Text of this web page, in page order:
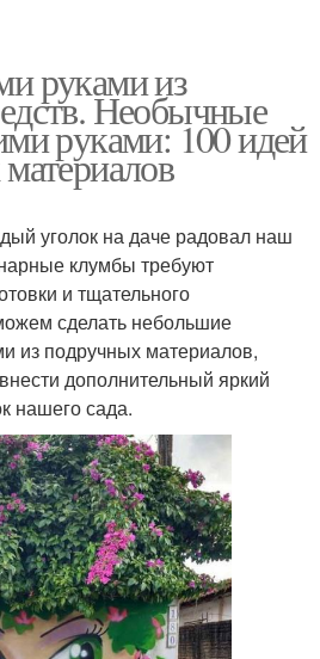
руками из
Необычные
руками: 100 идей
уголок на даче радовал наш
клумбы требуют
и тщательного
сделать небольшие
из подручных материалов,
дополнительный яркий
нашего сада.